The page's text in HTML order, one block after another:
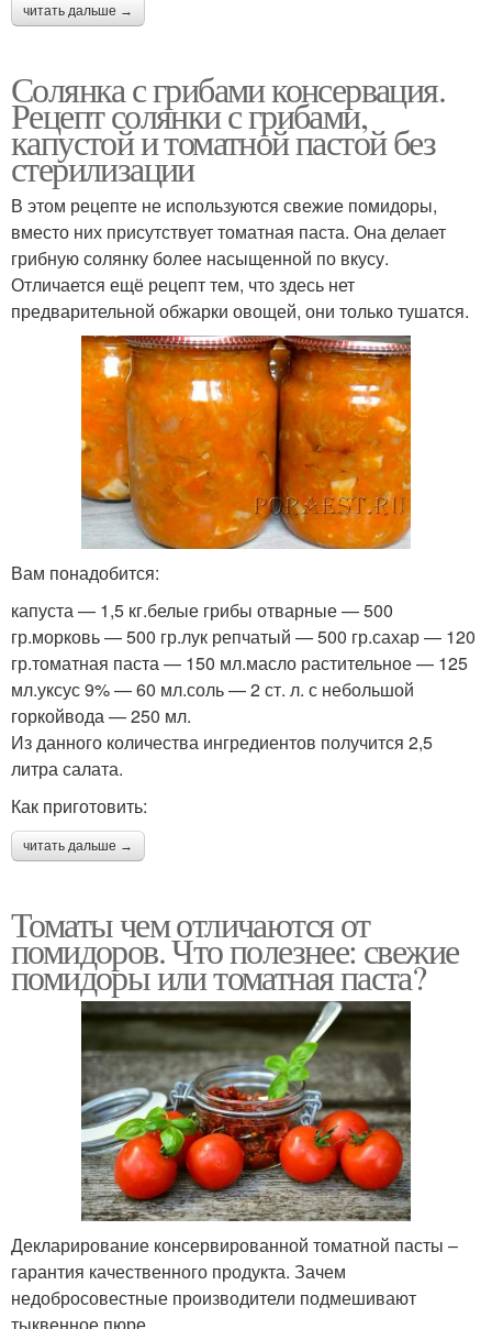
читать дальше →
Солянка с грибами консервация.
Рецепт солянки с грибами,
капустой и томатной пастой без
стерилизации
В этом рецепте не используются свежие помидоры,
вместо них присутствует томатная паста. Она делает
грибную солянку более насыщенной по вкусу.
Отличается ещё рецепт тем, что здесь нет
предварительной обжарки овощей, они только тушатся.
Вам понадобится:
капуста — 1,5 кг.белые грибы отварные — 500
гр.морковь — 500 гр.лук репчатый — 500 гр.сахар — 120
гр.томатная паста — 150 мл.масло растительное — 125
мл.уксус 9% — 60 мл.соль — 2 ст. л. с небольшой
горкойвода — 250 мл.
Из данного количества ингредиентов получится 2,5
литра салата.
Как приготовить:
читать дальше →
Томаты чем отличаются от
помидоров. Что полезнее: свежие
помидоры или томатная паста?
Декларирование консервированной томатной пасты –
гарантия качественного продукта. Зачем
недобросовестные производители подмешивают